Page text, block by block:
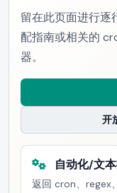
留在此页面进行逐
配指南或相关的
器。
开
自动化/文
返回 cron、regex